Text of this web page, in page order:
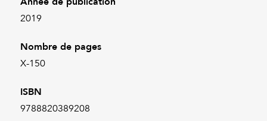
2019
Nombre de pages
X-150
ISBN
9788820389208